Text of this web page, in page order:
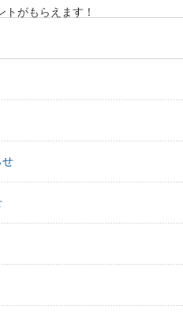
がもらえます！
せ